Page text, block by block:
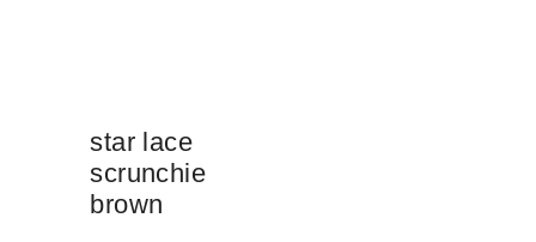
star lace
scrunchie
brown